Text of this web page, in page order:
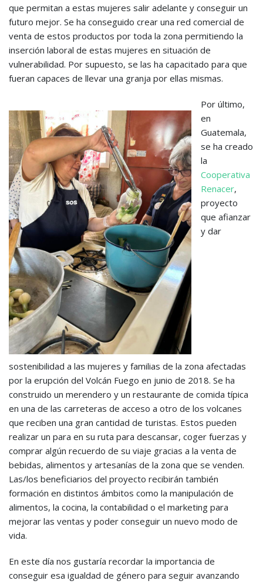
que permitan a estas mujeres salir adelante y conseguir un
futuro mejor. Se ha conseguido crear una red comercial de
venta de estos productos por toda la zona permitiendo la
inserción laboral de estas mujeres en situación de
vulnerabilidad. Por supuesto, se las ha capacitado para que
fueran capaces de llevar una granja por ellas mismas.
Por último,
en
Guatemala,
se ha creado
la
Cooperativa
Renacer,
proyecto
que afianzar
y dar
sostenibilidad a las mujeres y familias de la zona afectadas
por la erupción del Volcán Fuego en junio de 2018. Se ha
construido un merendero y un restaurante de comida típica
en una de las carreteras de acceso a otro de los volcanes
que reciben una gran cantidad de turistas. Estos pueden
realizar un para en su ruta para descansar, coger fuerzas y
comprar algún recuerdo de su viaje gracias a la venta de
bebidas, alimentos y artesanías de la zona que se venden.
Las/los beneficiarios del proyecto recibirán también
formación en distintos ámbitos como la manipulación de
alimentos, la cocina, la contabilidad o el marketing para
mejorar las ventas y poder conseguir un nuevo modo de
vida.
En este día nos gustaría recordar la importancia de
conseguir esa igualdad de género para seguir avanzando